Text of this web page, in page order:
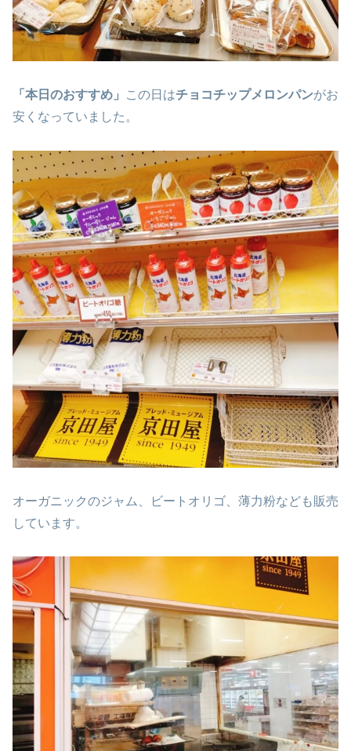
「本日のおすすめ」 この日はチョコチップメロンパンがお
安くなっていました。
オーガニックのジャム、ビートオリゴ、薄力粉なども販売
しています。